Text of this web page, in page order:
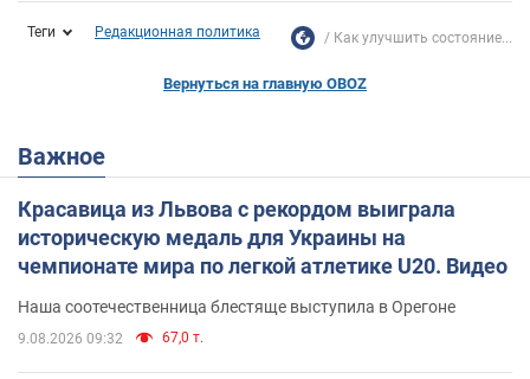
Теги Редакционная политика Как улучшить состояние...
Вернуться на главную OBOZ
Важное
Красавица из Львова с рекордом выиграла
историческую медаль для Украины на
чемпионате мира по легкой атлетике U20. Видео
Наша соотечественница блестяще выступила в Орегоне
9.08.2026 09:32 67,0 т.